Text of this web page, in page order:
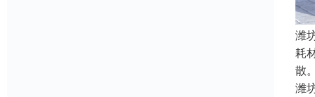
潍
耗
散
潍